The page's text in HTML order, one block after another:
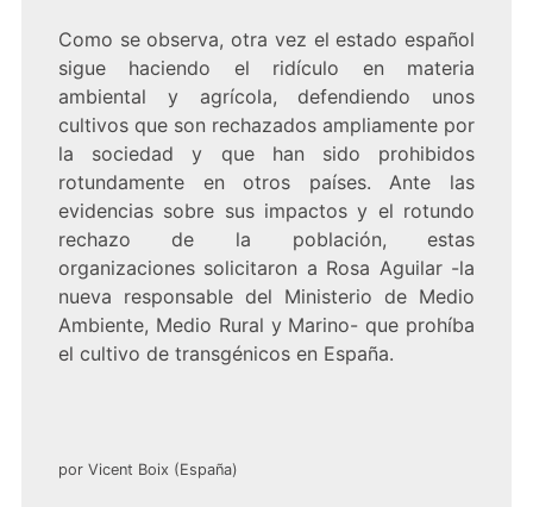
Como se observa, otra vez el estado español
sigue haciendo el ridículo en materia
ambiental y agrícola, defendiendo unos
cultivos que son rechazados ampliamente por
la sociedad y que han sido prohibidos
rotundamente en otros países. Ante las
evidencias sobre sus impactos y el rotundo
rechazo de la población, estas
organizaciones solicitaron a Rosa Aguilar -la
nueva responsable del Ministerio de Medio
Ambiente, Medio Rural y Marino- que prohíba
el cultivo de transgénicos en España.
por Vicent Boix (España)